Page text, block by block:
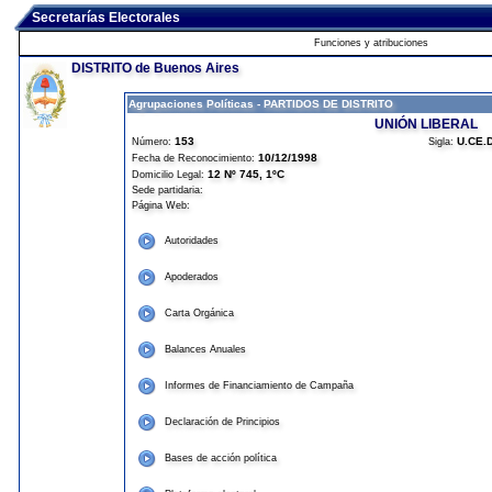
Secretarías Electorales
Funciones y atribuciones
DISTRITO de Buenos Aires
Agrupaciones Políticas - PARTIDOS DE DISTRITO
UNIÓN LIBERAL
Número: 153 Sigla:
Fecha de Reconocimiento: 10/12/1998
Domicilio Legal: 12 Nº 745, 1ºC
Sede partidaria:
Página Web:
Autoridades
Apoderados
Carta Orgánica
Balances Anuales
Informes de Financiamiento de Campaña
Declaración de Principios
Bases de acción política